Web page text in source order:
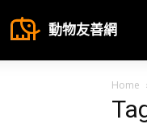
動物友善網
Home